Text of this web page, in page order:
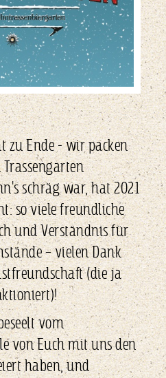
zu Ende - wir packen
schräg war, hat 2021
so viele freundliche
und Verständnis für
– vielen Dank
(die ja
vom
von Euch mit uns den
haben, und